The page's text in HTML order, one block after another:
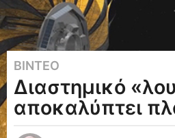
1
2
τ
ΒΊΝΤΕΟ
Διαστημικό
αποκαλύπτει